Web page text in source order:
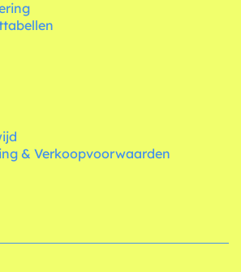
& Verkoopvoorwaarden